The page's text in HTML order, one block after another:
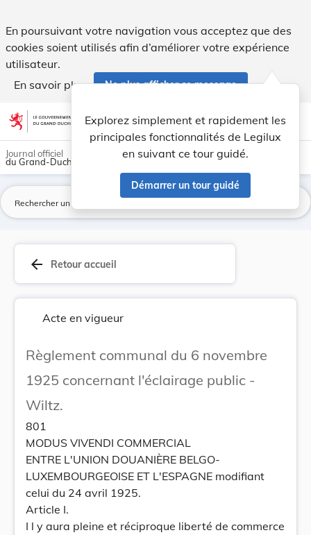
En poursuivant votre navigation vous acceptez que des
cookies soient utilisés afin d’améliorer votre expérience
utilisateur.
En savoir plus
Ne plus afficher ce message
Aller au contenu account_circle help Aide
Explorez simplement et rapidement les
principales fonctionnalités de Legilux
en suivant ce tour guidé.
Démarrer un tour guidé
light_mode dark_mode
Journal officiel
du Grand-Duché de Luxembourg
arrow_back Retour accueil
Acte en vigueur
Règlement communal du 6 novembre
1925 concernant l'éclairage public -
Wiltz.
801
MODUS VIVENDI COMMERCIAL
ENTRE L'UNION DOUANIÈRE BELGO-
LUXEMBOURGEOISE ET L'ESPAGNE modifiant
celui du 24 avril 1925.
Article I.
I l y aura pleine et réciproque liberté de commerce